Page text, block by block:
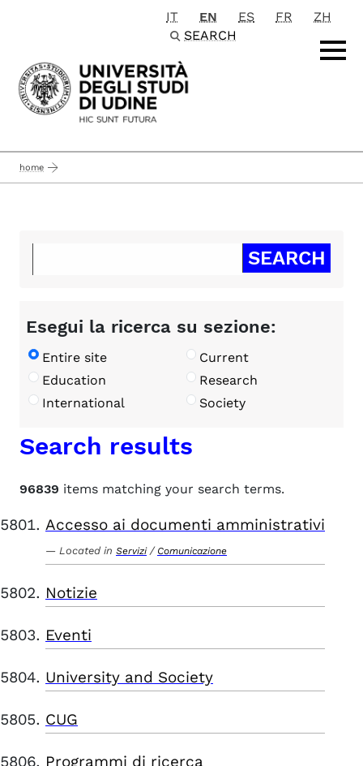
Passa al contenuto principale
IT EN ES FR
ZH
SEARCH
home
Esegui la ricerca su sezione:
Entire site
Current
Education
Research
International
Society
Search results
96839 items matching your search terms.
Accesso ai documenti amministrativi
Located in Servizi / Comunicazione
Notizie
Eventi
University and Society
CUG
Programmi di ricerca